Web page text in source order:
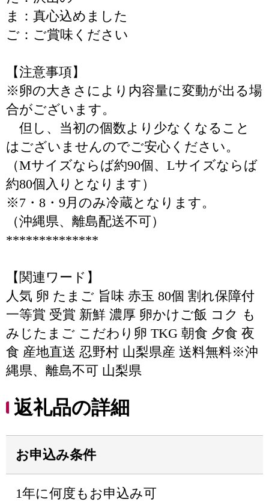
ま：真心込めました
ご：ご賞味ください
【注意事項】
※卵の大きさにより内容量に変動が出る場
合がございます。
但し、当初の個数より少なくなること
はございませんのでご安心ください。
（Mサイズならば約90個、Lサイズならば
約80個入りとなります）
※7・8・9月のみ冷蔵となります。
（沖縄県、離島配送不可）
**************
【関連ワード】
人気 卵 たまご 旨味 赤玉 80個 割れ保障付
一等賞 受賞 新鮮 濃厚 卵かけご飯 コク も
みじたまご こだわり卵 TKG 朝食 夕食 夜
食 産地直送 忍野村 山梨県産 送料無料※沖
縄県、離島不可 山梨県
返礼品の詳細
お申込み条件
1年に何度もお申込み可